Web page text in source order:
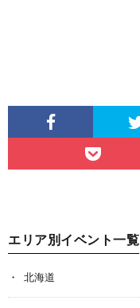
エリア別イベント一覧
北海道